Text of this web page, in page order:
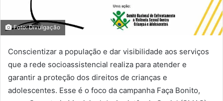
Foto: Divulgação
Conscientizar a população e dar visibilidade aos serviços
que a rede socioassistencial realiza para atender e
garantir a proteção dos direitos de crianças e
adolescentes. Esse é o foco da campanha Faça Bonito,